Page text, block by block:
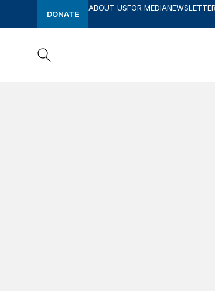
FOR MEDIA
ABOUT US
DONATE